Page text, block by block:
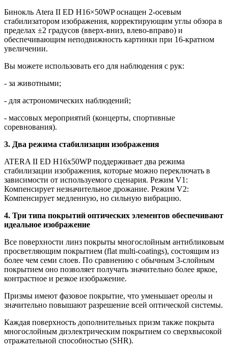
Бинокль Atera II ED H16×50WP оснащен 2-осевым
стабилизатором изображения, корректирующим углы обзора в
пределах ±2 градусов (вверх-вниз, влево-вправо) и
обеспечивающим неподвижность картинки при 16-кратном
увеличении.
Вы можете использовать его для наблюдения с рук:
- за животными;
- для астрономических наблюдений;
- массовых мероприятий (концерты, спортивные
соревнования).
3. Два режима стабилизации изображения
ATERA II ED H16x50WP поддерживает два режима
стабилизации изображения, которые можно переключать в
зависимости от используемого сценария. Режим V1:
Компенсирует незначительное дрожание. Режим V2:
Компенсирует медленную, но сильную вибрацию.
4. Три типа покрытий оптических элементов обеспечивают
идеальное изображение
Все поверхности линз покрыты многослойным антибликовым
просветляющим покрытием (flat multi-coatings), состоящим из
более чем семи слоев. По сравнению с обычным 3-слойным
покрытием оно позволяет получать значительно более яркое,
контрастное и резкое изображение.
Призмы имеют фазовое покрытие, что уменьшает ореолы и
значительно повышают разрешение всей оптической системы.
Каждая поверхность дополнительных призм также покрыта
многослойным диэлектрическим покрытием со сверхвысокой
отражательной способностью (SHR).